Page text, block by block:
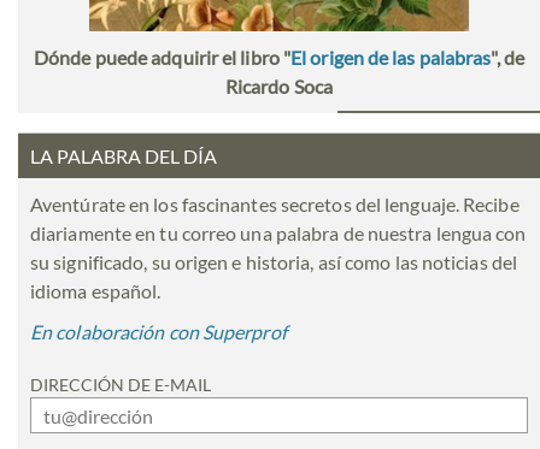
Dónde puede adquirir el libro "El origen de las palabras", de
Ricardo Soca
LA PALABRA DEL DÍA
Aventúrate en los fascinantes secretos del lenguaje. Recibe
diariamente en tu correo una palabra de nuestra lengua con
su significado, su origen e historia, así como las noticias del
idioma español.
En colaboración con Superprof
DIRECCIÓN DE E-MAIL